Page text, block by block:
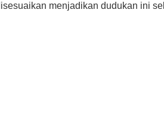
menjadikan dudukan ini